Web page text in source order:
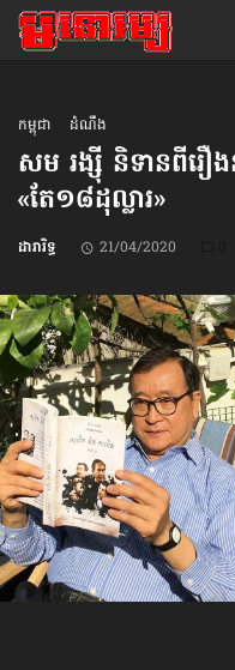
កម្ពុជា ដំណឹង
សម រង្ស៊ី និទានពី​រឿ
«តែ១៨ដុល្លារ»
ដារារិទ្ធ 21/04/2020